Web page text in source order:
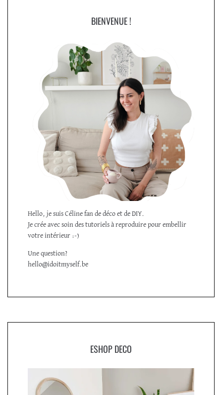
BIENVENUE !
Hello, je suis Céline fan de déco et de DIY.
Je crée avec soin des tutoriels à reproduire pour embellir
votre intérieur :-)
Une question?
hello@idoitmyself.be
ESHOP DECO